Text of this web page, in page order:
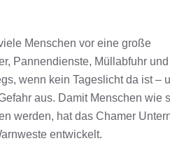
Menschen vor eine große
Pannendienste, Müllabfuhr
wenn kein Tageslicht da ist –
aus. Damit Menschen wie
werden, hat das Chamer
entwickelt.